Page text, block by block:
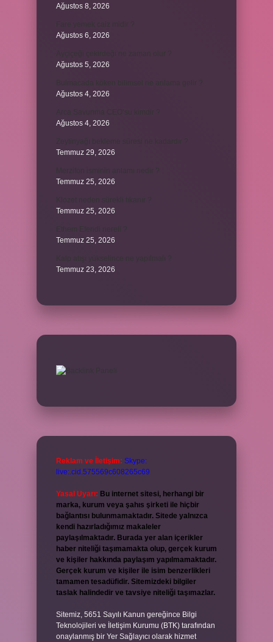
Ağustos 8, 2026
Ağustos 6, 2026
Ağustos 5, 2026
Ağustos 4, 2026
Ağustos 4, 2026
Temmuz 29, 2026
Temmuz 25, 2026
Temmuz 25, 2026
Temmuz 25, 2026
Temmuz 23, 2026
Reklam ve İletişim: Skype:
live:.cid.575569c608265c69
Yasal Uyarı: Bu internet sitesi, herhangi bir
marka, kurum veya şahıs şirketi ile hiçbir
bağlantısı bulunmamaktadır. Sitede yalnızca
kendi hazırladığımız makaleler
paylaşılmaktadır. Burada yer alan içerikler
haber niteliği taşımamakta olup, gerçek kurum
ve kişiler hakkında paylaşım yapılmamaktadır.
Gerçek kurum ve kişiler ile isim benzerlikleri
tamamen tesadüfidir. Sitemizdeki bilgiler
taslak halindedir ve tavsiye niteliği taşımazlar.
Sitemiz, 5651 Sayılı Kanun gereğince Bilgi
Teknolojileri ve İletişim Kurumu (BTK) tarafından
onaylanmış bir Yer Sağlayıcı olarak hizmet